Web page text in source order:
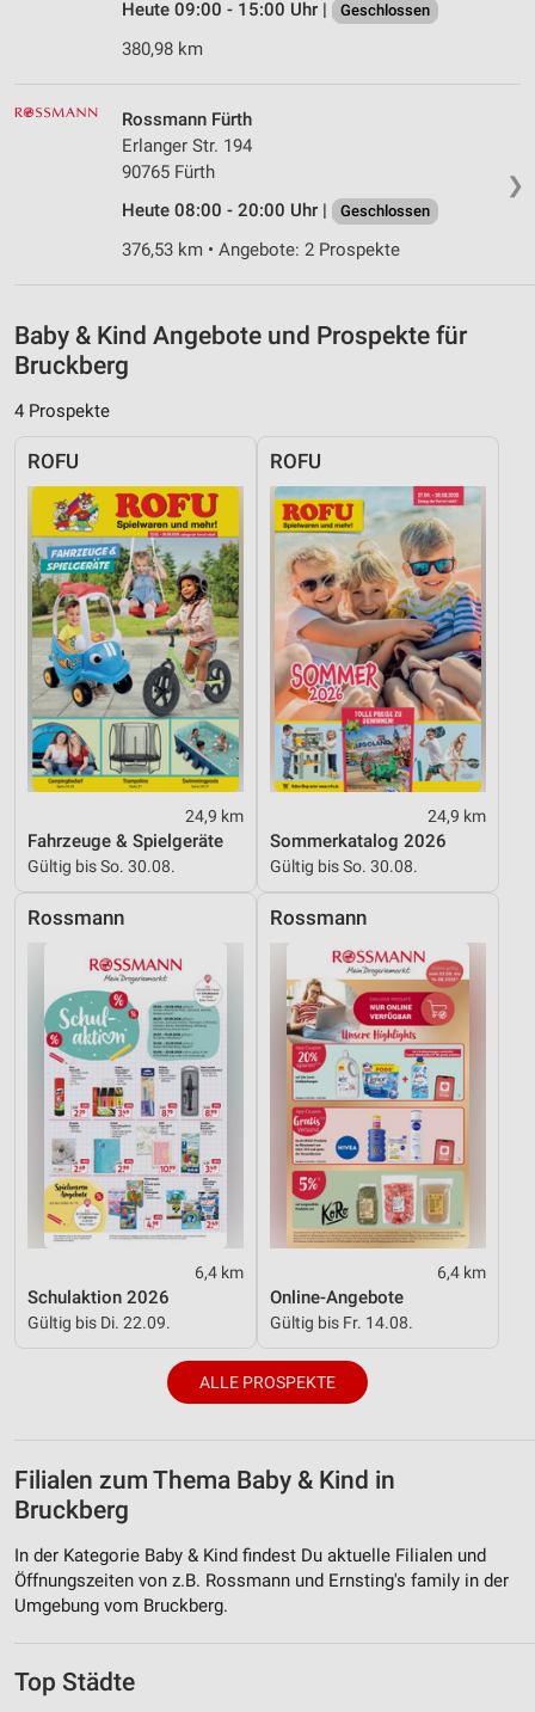
Heute 09:00 - 15:00 Uhr | Geschlossen
380,98 km
❯
Rossmann Fürth
Erlanger Str. 194
90765 Fürth
Heute 08:00 - 20:00 Uhr |
Geschlossen
376,53 km • Angebote: 2 Prospekte
Baby & Kind Angebote und Prospekte für
Bruckberg
4 Prospekte
ROFU
24,9 km
Fahrzeuge & Spielgeräte
Gültig bis So. 30.08.
ROFU
24,9 km
Sommerkatalog 2026
Gültig bis So. 30.08.
Rossmann
6,4 km
Schulaktion 2026
Gültig bis Di. 22.09.
Rossmann
6,4 km
Online-Angebote
Gültig bis Fr. 14.08.
ALLE PROSPEKTE
Filialen zum Thema Baby & Kind in
Bruckberg
In der Kategorie Baby & Kind findest Du aktuelle Filialen und
Öffnungszeiten von z.B. Rossmann und Ernsting's family in der
Umgebung vom Bruckberg.
Top Städte
Verwendung reduzierter Daten zur Auswahl von
Verwendung genauer Standortdaten
Geräte anhand von aktiv angeforderten
Funktional
Werbung